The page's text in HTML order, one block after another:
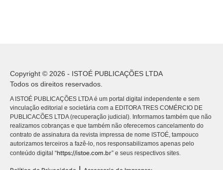
Copyright © 2026 - ISTOÉ PUBLICAÇÕES LTDA
Todos os direitos reservados.
A ISTOÉ PUBLICAÇÕES LTDA é um portal digital independente e sem
vinculação editorial e societária com a EDITORA TRES COMÉRCIO DE
PUBLICACÕES LTDA (recuperação judicial). Informamos também que não
realizamos cobranças e que também não oferecemos cancelamento do
contrato de assinatura da revista impressa de nome ISTOÉ, tampouco
autorizamos terceiros a fazê-lo, nos responsabilizamos apenas pelo
conteúdo digital “https://istoe.com.br” e seus respectivos sites.